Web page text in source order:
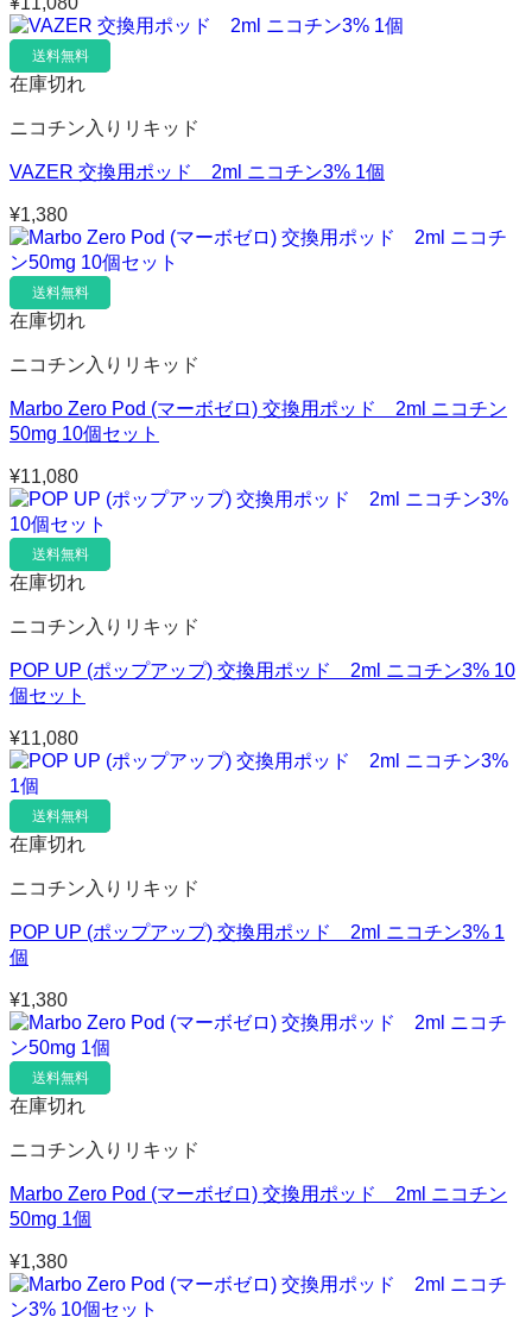
送料無料
在庫切れ
ニコチン入りリキッド
VAZER 交換用ポッド 2ml ニコチン3% 1個
¥1,380
送料無料
在庫切れ
ニコチン入りリキッド
Marbo Zero Pod (マーボゼロ) 交換用ポッド 2ml ニコチン
50mg 10個セット
¥11,080
送料無料
在庫切れ
ニコチン入りリキッド
POP UP (ポップアップ) 交換用ポッド 2ml ニコチン3% 10
個セット
¥11,080
送料無料
在庫切れ
ニコチン入りリキッド
POP UP (ポップアップ) 交換用ポッド 2ml ニコチン3% 1
個
¥1,380
送料無料
在庫切れ
ニコチン入りリキッド
Marbo Zero Pod (マーボゼロ) 交換用ポッド 2ml ニコチン
50mg 1個
¥1,380